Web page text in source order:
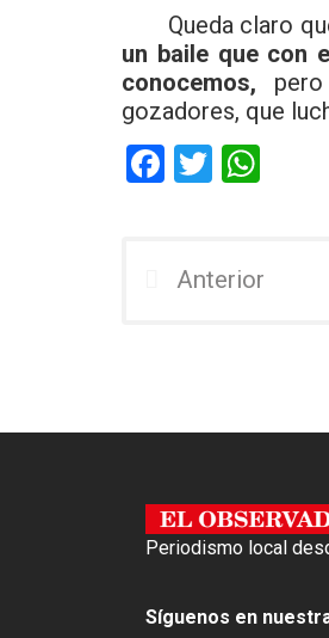
Queda claro que
un baile que con
conocemos,
gozadores, que
F
b
T
er s
Anterior
Periodismo local
Síguenos en